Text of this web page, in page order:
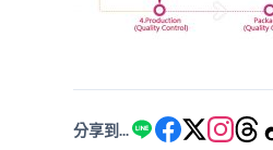
分享到...